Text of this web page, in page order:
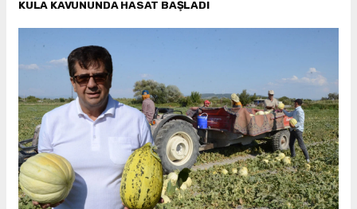
KULA KAVUNUNDA HASAT BAŞLADI